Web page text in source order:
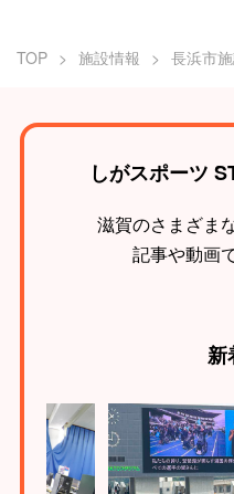
TOP 施設情報 長浜市
しがスポーツ
滋賀のさまざま
記事や動画
新